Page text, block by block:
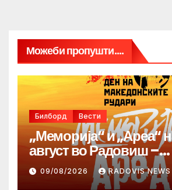
Можеби пропушти....
Билборд Вести
„Меморија“ и „Ареа“
август во Радовиш –
продолжува
Денот на
09/08/2026 RADOVIS NEWS